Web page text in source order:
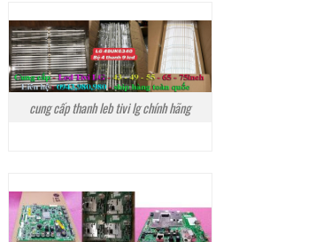
cung cấp thanh leb tivi lg chính hãng